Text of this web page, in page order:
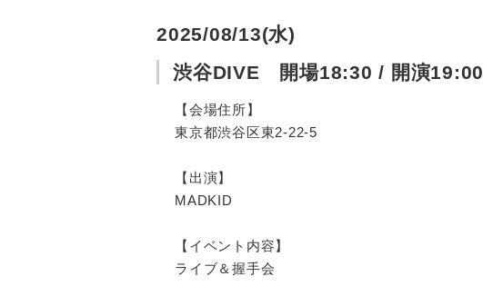
2025/08/13(水)
渋谷DIVE 開場18:30 / 開演19:00
【会場住所】
東京都渋谷区東2-22-5
【出演】
MADKID
【イベント内容】
ライブ＆握手会